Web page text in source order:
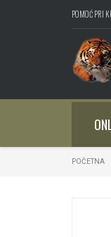
POMOĆ PRI
POČETNA